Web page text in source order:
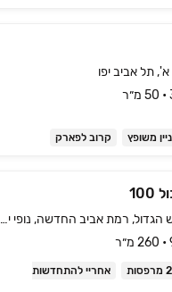
תל אביב יפו
משופץ קרוב לפארק
גג/ פנטהאוז, הגוש הגדול, רמת אביב החדשה, נופי ים, תל אביב יפו
2 מרפסות
אחריי להתחדשות